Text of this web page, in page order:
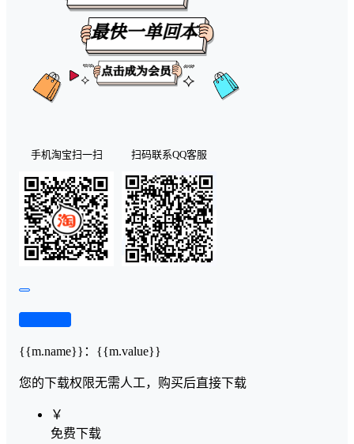
手机淘宝扫一扫 扫码联系QQ客服
{{m.name}} ： {{m.value}}
您的下载权限无需人工，购买后直接下载
￥
免费下载